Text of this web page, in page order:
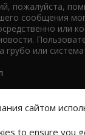
пожалуйста,
сообщения
или
грубо или
сайтом
to ensure you